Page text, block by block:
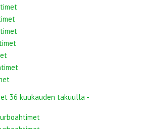
36 kuukauden takuulla -